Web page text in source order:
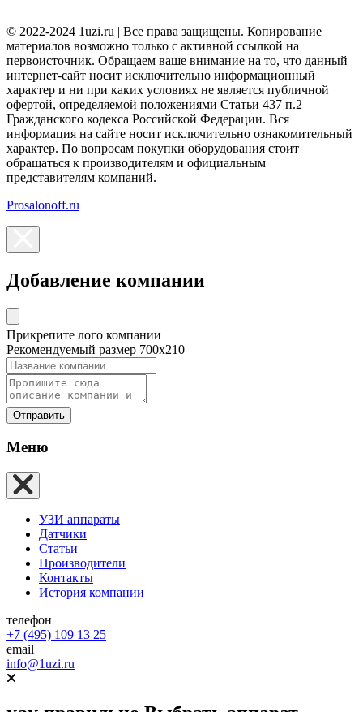
© 2022-2024 1uzi.ru | Все права защищены. Копирование
материалов возможно только с активной ссылкой на
первоисточник. Обращаем ваше внимание на то, что данный
интернет-сайт носит исключительно информационный
характер и ни при каких условиях не является публичной
офертой, определяемой положениями Статьи 437 п.2
Гражданского кодекса Российской Федерации. Вся
информация на сайте носит исключительно ознакомительный
характер. По вопросам покупки оборудования стоит
обращаться к производителям и официальным
представителям компаний.
Prosalonoff.ru
Добавление компании
Прикрепите лого компании
Рекомендуемый размер 700х210
Отправить
Меню
УЗИ аппараты
Датчики
Статьи
Производители
Контакты
История компании
телефон
+7 (495) 109 13 25
email
info@1uzi.ru